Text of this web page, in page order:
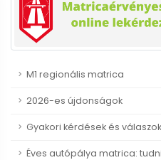
M1 regionális matrica
2026-es újdonságok
Gyakori kérdések és válaszok
Éves autópálya matrica: